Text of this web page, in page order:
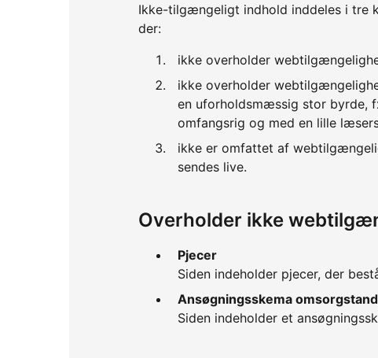
Ikke-tilgængeligt indhold inddeles i tre
der:
ikke overholder
ikke overholder
en uforholdsmæssig stor byrde,
omfangsrig og med en lille
ikke er omfattet af
sendes live.
Overholder ikke
Pjecer
Siden indeholder pjecer, der
Ansøgningsskema
Siden indeholder et